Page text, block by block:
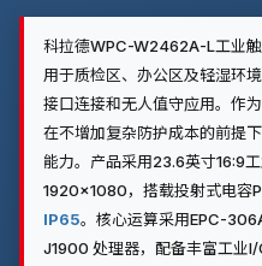
科拉德WPC-W2462A-L工业
用于质检区、办公区及轻湿环
接口连接和无人值守应用。作
在不增加复杂防护成本的前提
能力。产品采用23.6英寸16:9
1920×1080，搭载投射式电容
IP65。核心运算采用EPC-
J1900 处理器，配备丰富工业